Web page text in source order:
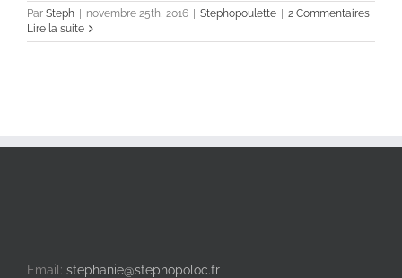
Par Steph | novembre 25th, 2016 | Stephopoulette | 2 Commentaires
Lire la suite
Email: stephanie@stephopoloc.fr